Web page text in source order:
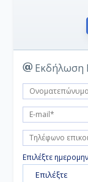
Εκδήλωση
Επιλέξτε
Επιλέξτε